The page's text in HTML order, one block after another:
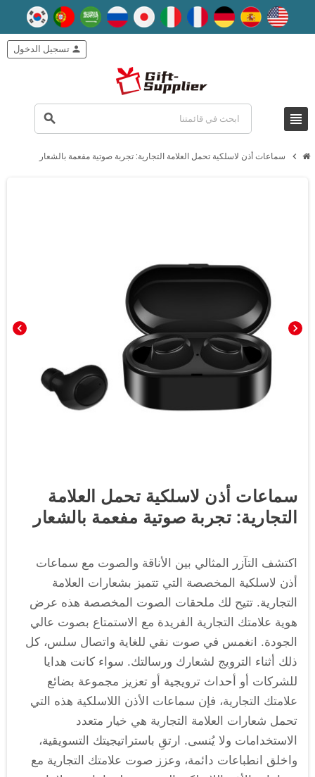
view_headline
search
person تسجيل الدخول
chevron_right سماعات أذن لاسلكية تحمل العلامة التجارية: تجربة صوتية مفعمة بالشعار
chevron_left chevron_right
سماعات أذن لاسلكية تحمل العلامة
التجارية: تجربة صوتية مفعمة بالشعار
اكتشف التآزر المثالي بين الأناقة والصوت مع سماعات
أذن لاسلكية المخصصة التي تتميز بشعارات العلامة
التجارية. تتيح لك ملحقات الصوت المخصصة هذه عرض
هوية علامتك التجارية الفريدة مع الاستمتاع بصوت عالي
الجودة. انغمس في صوت نقي للغاية واتصال سلس، كل
ذلك أثناء الترويج لشعارك ورسالتك. سواء كانت هدايا
للشركات أو أحداث ترويجية أو تعزيز مجموعة بضائع
علامتك التجارية، فإن سماعات الأذن اللاسلكية هذه التي
تحمل شعارات العلامة التجارية هي خيار متعدد
الاستخدامات ولا يُنسى. ارتقِ باستراتيجيتك التسويقية،
واخلق انطباعات دائمة، وعزز صوت علامتك التجارية مع